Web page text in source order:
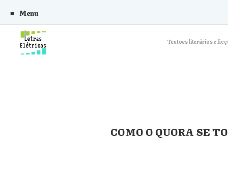
Textões literários e
Menu
Skip to content
COMO O QUORA SE